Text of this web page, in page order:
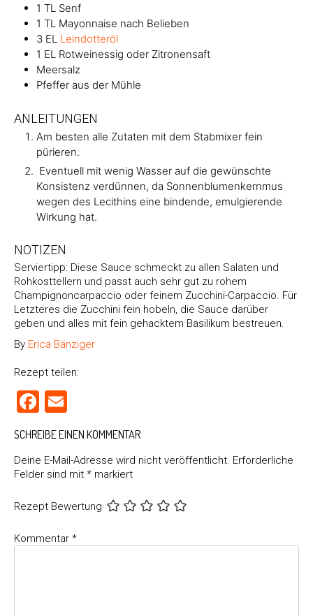
1 TL Senf
1 TL Mayonnaise nach Belieben
3 EL Leindotteröl
1 EL Rotweinessig oder Zitronensaft
Meersalz
Pfeffer aus der Mühle
ANLEITUNGEN
Am besten alle Zutaten mit dem Stabmixer fein
pürieren.
Eventuell mit wenig Wasser auf die gewünschte
Konsistenz verdünnen, da Sonnenblumenkernmus
wegen des Lecithins eine bindende, emulgierende
Wirkung hat.
NOTIZEN
Serviertipp: Diese Sauce schmeckt zu allen Salaten und
Rohkosttellern und passt auch sehr gut zu rohem
Champignoncarpaccio oder feinem Zucchini-Carpaccio. Für
Letzteres die Zucchini fein hobeln, die Sauce darüber
geben und alles mit fein gehacktem Basilikum bestreuen.
By Erica Bänziger
Rezept teilen:
Facebook
SCHREIBE EINEN KOMMENTAR
Deine E-Mail-Adresse wird nicht veröffentlicht. Erforderliche
Felder sind mit * markiert
Rezept Bewertung
Kommentar *